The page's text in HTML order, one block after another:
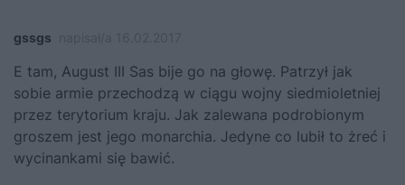
gssgs
E tam, August III Sas bije go na głowę. Patrzył jak
sobie armie przechodzą w ciągu wojny siedmioletniej
przez terytorium kraju. Jak zalewana podrobionym
groszem jest jego monarchia. Jedyne co lubił to żreć i
wycinankami się bawić.